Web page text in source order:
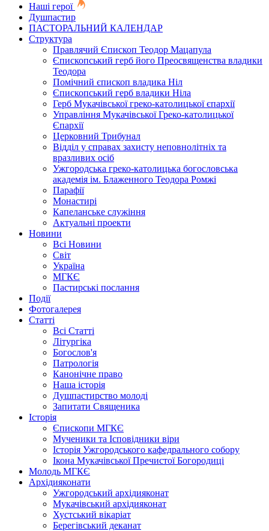
Наші герої
Душпастир
ПАСТОРАЛЬНИЙ КАЛЕНДАР
Структура
Правлячий Єпископ Теодор Мацапула
Єпископський герб його Преосвященства владики
Теодора
Помічний єпископ владика Ніл
Єпископський герб владики Ніла
Герб Мукачівської греко-католицької єпархії
Управління Мукачівської Греко-католицької
Єпархії
Церковний Трибунал
Відділ у справах захисту неповнолітніх та
вразливих осіб
Ужгородська греко-католицька богословська
академія ім. Блаженного Теодора Ромжі
Парафії
Монастирі
Капеланське служіння
Актуальні проекти
Новини
Всі Новини
Світ
Україна
МГКЄ
Пастирські послання
Події
Фотогалерея
Статті
Всі Статті
Літургіка
Богослов'я
Патрологія
Канонічне право
Наша історія
Душпастирство молоді
Запитати Священика
Історія
Єпископи МГКЄ
Мученики та Ісповідники віри
Історія Ужгородського кафедрального собору
Ікона Мукачівської Пречистої Богородиці
Молодь МГКЄ
Архідияконати
Ужгородський архідияконат
Мукачівський архідияконат
Хустський вікаріат
Берегівський деканат